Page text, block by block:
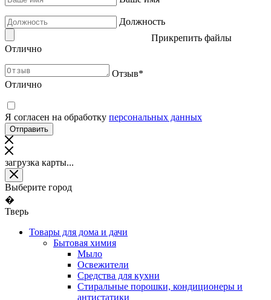
Должность
Прикрепить файлы
Отлично
Отзыв*
Отлично
Я согласен на обработку персональных данных
загрузка карты...
Выберите город
�
Тверь
Товары для дома и дачи
Бытовая химия
Мыло
Освежители
Средства для кухни
Стиральные порошки, кондиционеры и
антистатики